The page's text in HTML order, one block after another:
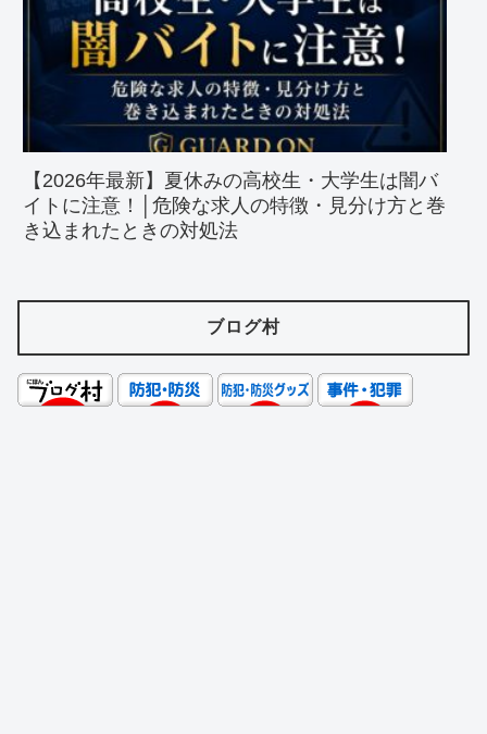
【2026年最新】夏休みの高校生・大学生は闇バ
イトに注意！│危険な求人の特徴・見分け方と巻
き込まれたときの対処法
ブログ村